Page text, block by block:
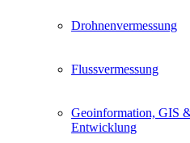
Drohnenvermessung
Flussvermessung
Geoinformation, GIS
Entwicklung